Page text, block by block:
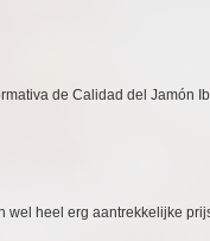
de Calidad del Jamón
wel heel erg aantrekkelijke